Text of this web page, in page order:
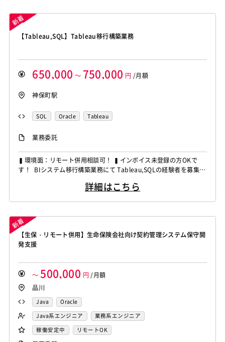
【Tableau,SQL】Tableau移行構築業務
650,000 ～ 750,000 円 /月額
神保町駅
SQL Oracle Tableau
業務委託
▍環境面：リモート併用相談可！ ▍インボイス未登録の方OKで
す！ BIシステム移行構築業務にて Tableau,SQLの経験者を募集し
ポート構築 ・Oracleデータ抽出対応 ・SQLによるデータ加工・
詳細はこちら
【生保・リモート併用】生命保険会社向け契約管理システム保守開
発支援
～ 500,000 円 /月額
品川
Java
Oracle
Java系エンジニア
業務系エンジニア
稼働安定中
リモートOK